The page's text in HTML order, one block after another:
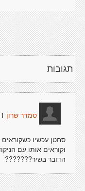
תגובות
סמדר שרון
סחטן עכשיו
וקוראים אותו עם
הדובר בשיר???????